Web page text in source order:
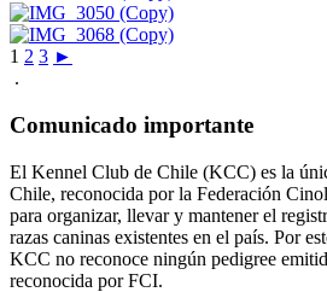
1 2 3 ►
.
Comunicado importante
El Kennel Club de Chile (KCC) es la
Chile, reconocida por la Federación
para organizar, llevar y mantener el
razas caninas existentes en el país. Por
KCC no reconoce ningún pedigree
reconocida por FCI.